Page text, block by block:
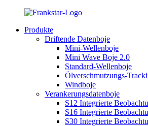
Produkte
Driftende Datenboje
Mini-Wellenboje
Mini Wave Boje 2.0
Standard-Wellenboje
Ölverschmutzungs-
Windboje
Verankerungsdatenboje
S12 Integrierte
S16 Integrierte
S30 Integrierte